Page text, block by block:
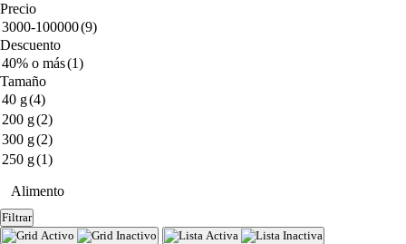
Precio
3000-100000(9)
Descuento
40% o más(1)
Tamaño
40 g(4)
200 g(2)
300 g(2)
250 g(1)
Alimento
Filtrar